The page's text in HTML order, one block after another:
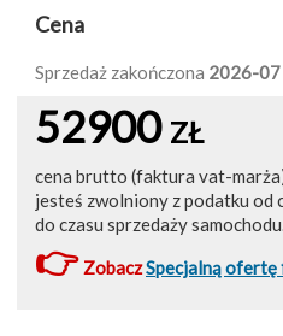
Cena
Sprzedaż zakończona 2026-07
52900 ZŁ
cena brutto (faktura vat-
jesteś zwolniony z podatku od
do czasu sprzedaży
👉ZobaczSpecjalną ofertę